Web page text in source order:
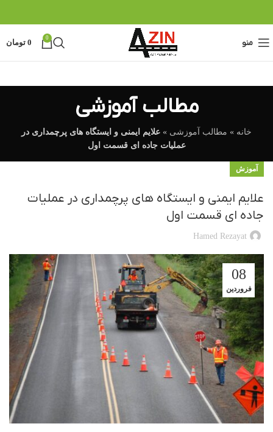
منو 0
0 تومان
مطالب آموزشی
خانه » مطالب آموزشی » علایم ایمنی و ایستگاه های پرچمداری در
عملیات جاده ای قسمت اول
آموزش
علایم ایمنی و ایستگاه های پرچمداری در عملیات
جاده ای قسمت اول
Hamed Rezayat
08
فروردین